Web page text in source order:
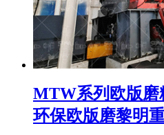
MTW系列欧版磨
环保欧版磨黎明